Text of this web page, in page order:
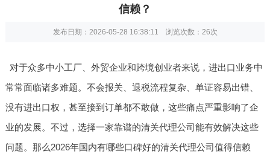
信赖？
发布日期：2026-05-28 16:38:11 浏览次数： 26次
对于众多中小工厂、外贸企业和跨境创业者来说，进出口业务中
常常面临诸多难题。不会报关、退税流程复杂、单证容易出错、
没有进出口权，甚至接到订单都不敢做，这些痛点严重影响了企
业的发展。不过，选择一家靠谱的清关代理公司能有效解决这些
问题。那么2026年国内有哪些口碑好的清关代理公司值得信赖